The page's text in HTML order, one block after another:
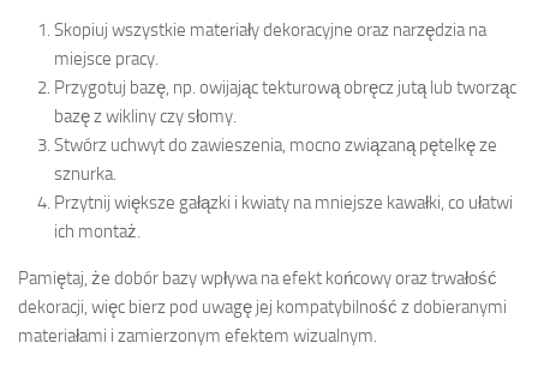
Skopiuj wszystkie materiały dekoracyjne oraz narzędzia na
miejsce pracy.
Przygotuj bazę, np. owijając tekturową obręcz jutą lub tworząc
bazę z wikliny czy słomy.
Stwórz uchwyt do zawieszenia, mocno związaną pętelkę ze
sznurka.
Przytnij większe gałązki i kwiaty na mniejsze kawałki, co ułatwi
ich montaż.
Pamiętaj, że dobór bazy wpływa na efekt końcowy oraz trwałość
dekoracji, więc bierz pod uwagę jej kompatybilność z dobieranymi
materiałami i zamierzonym efektem wizualnym.